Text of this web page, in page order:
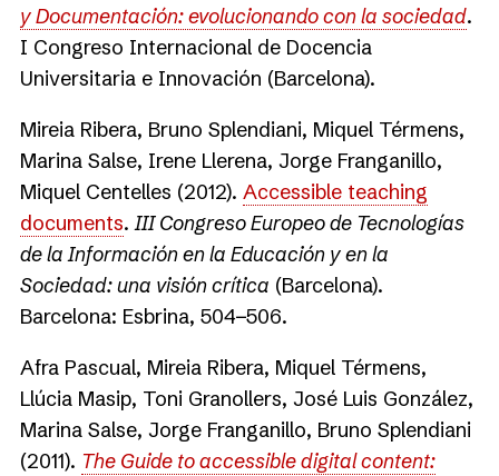
y Documentación: evolucionando con la sociedad.
I Congreso Internacional de Docencia
Universitaria e Innovación (Barcelona).
Mireia Ribera, Bruno Splendiani, Miquel Térmens,
Marina Salse, Irene Llerena, Jorge Franganillo,
Miquel Centelles (2012). Accessible teaching
documents.III Congreso Europeo de Tecnologías
de la Información en la Educación y en la
Sociedad: una visión crítica (Barcelona).
Barcelona: Esbrina, 504−506.
Afra Pascual, Mireia Ribera, Miquel Térmens,
Llúcia Masip, Toni Granollers, José Luis González,
Marina Salse, Jorge Franganillo, Bruno Splendiani
(2011). The Guide to accessible digital content: